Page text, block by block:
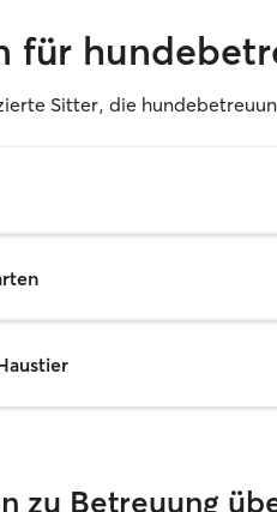
für
Sitter, die
zu Betreuung